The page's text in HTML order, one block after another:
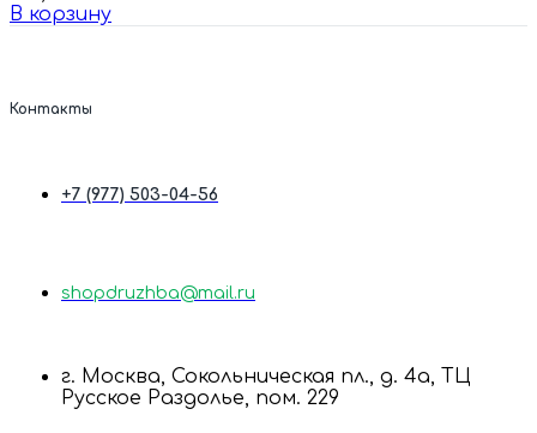
В корзину
Контакты
+7 (977) 503-04-56
shopdruzhba@mail.ru
г. Москва, Сокольническая пл., д. 4а, ТЦ
Русское Раздолье, пом. 229